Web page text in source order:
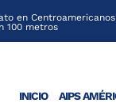
en
100 metros
INICIO AIPS